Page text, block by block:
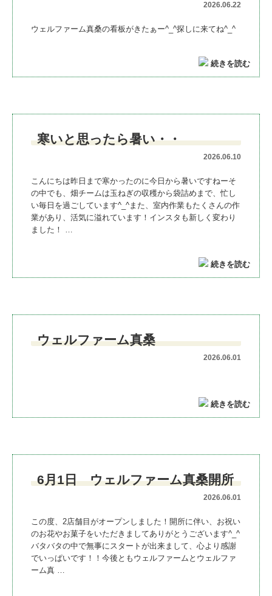
2026.06.22
ウェルファーム真桑の看板がきたぁー^_^探しに来てね^_^
続きを読む
寒いと思ったら暑い・・
2026.06.10
こんにちは昨日まで寒かったのに今日から暑いですねーそ
の中でも、畑チームは玉ねぎの収穫から袋詰めまで、忙し
い毎日を過ごしています^_^また、室内作業もたくさんの作
業があり、活気に溢れています！インスタも新しく変わり
ました！ …
続きを読む
ウェルファーム真桑
2026.06.01
続きを読む
6月1日 ウェルファーム真桑開所
2026.06.01
この度、2店舗目がオープンしました！開所に伴い、お祝い
のお花やお菓子をいただきましてありがとうございます^_^
バタバタの中で無事にスタートが出来まして、心より感謝
でいっぱいです！！今後ともウェルファームとウェルファ
ーム真 …